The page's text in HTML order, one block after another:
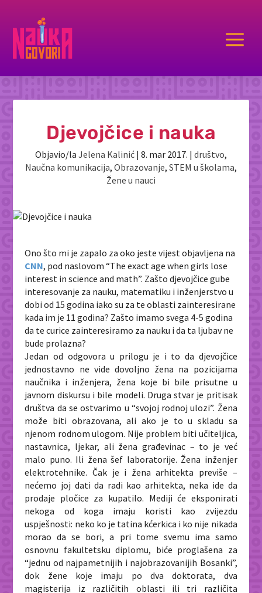
a
Djevojčice i nauka
Objavio/la Jelena Kalinić | 8. mar 2017. | društvo,
Naučna komunikacija, Obrazovanje, STEM u školama,
Žene u nauci
Ono što mi je zapalo za oko jeste vijest objavljena na
CNN, pod naslovom “The exact age when girls lose
interest in science and math”. Zašto djevojčice gube
interesovanje za nauku, matematiku i inženjerstvo u
dobi od 15 godina iako su za te oblasti zainteresirane
kada im je 11 godina? Zašto imamo svega 4-5 godina
da te curice zainteresiramo za nauku i da ta ljubav ne
bude prolazna?
Jedan od odgovora u prilogu je i to da djevojčice
jednostavno ne vide dovoljno žena na pozicijama
naučnika i inženjera, žena koje bi bile prisutne u
javnom diskursu i bile modeli. Druga stvar je pritisak
društva da se ostvarimo u “svojoj rodnoj ulozi”. Žena
može biti obrazovana, ali ako je to u skladu sa
njenom rodnom ulogom. Nije problem biti učiteljica,
nastavnica, ljekar, ali žena građevinac – to je već
malo puno. Ili žena šef laboratorije. Žena inženjer
elektrotehnike. Čak je i žena arhitekta previše –
nećemo joj dati da radi kao arhitekta, neka ide da
prodaje pločice za kupatilo. Mediji će eksponirati
nekoga od koga imaju koristi kao zvijezdu
uspješnosti: neko ko je tatina kćerkica i ko nije nikada
morao da se bori, a pri tome svemu ima samo
osnovnu fakultetsku diplomu, biće proglašena za
“jednu od najpametnijih i najobrazovanijih Bosanki”,
dok žene koje imaju po dva doktorata, dva
magisterija iz različitih oblasti ili tri različita